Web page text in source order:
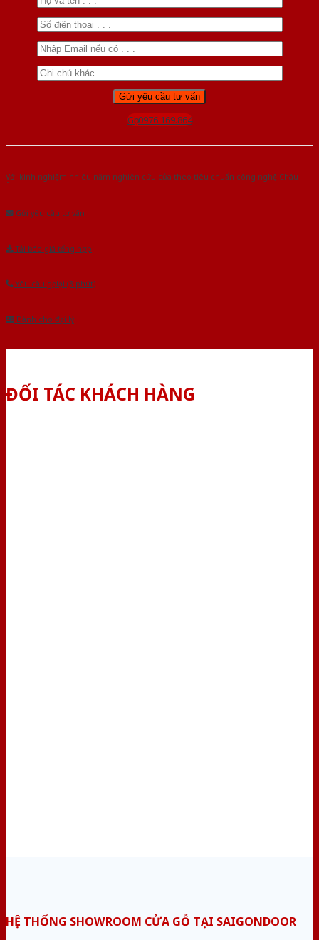
Gọi 0976.169.864
Với kinh nghiệm nhiêu năm nghiên cứu cửa theo tiêu chuẩn công nghệ Châu
Âu.Chúng tôi tự tin là nhà sản xuất & cung cấp hàng đầu tại Việt Nam!
Gửi yêu cầu tư vấn
Tải báo giá tổng hợp
Yêu cầu gọi lại (3 phút)
Dành cho đại lý
ĐỐI TÁC KHÁCH HÀNG
HỆ THỐNG SHOWROOM CỬA GỖ TẠI SAIGONDOOR